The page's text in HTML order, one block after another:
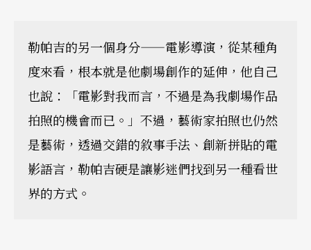
勒帕吉的另一個身分——電影導演，從某種角
度來看，根本就是他劇場創作的延伸，他自己
也說：「電影對我而言，不過是為我劇場作品
拍照的機會而已。」不過，藝術家拍照也仍然
是藝術，透過交錯的敘事手法、創新拼貼的電
影語言，勒帕吉硬是讓影迷們找到另一種看世
界的方式。